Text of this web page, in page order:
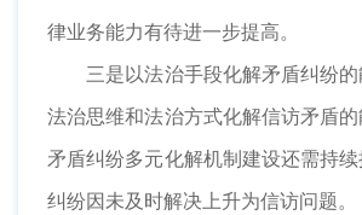
律业务能力有待进一步提高。
三是以法治手段化解矛盾纠纷的
法治思维和法治方式化解信访矛盾的
矛盾纠纷多元化解机制建设还需持
纠纷因未及时解决上升为信访问题。